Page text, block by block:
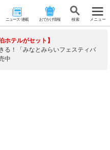
ニュース･連載 おでかけ情報 検 索 メニュー
ホテルがセット】
る！「みなとみらいフェスティバ
中